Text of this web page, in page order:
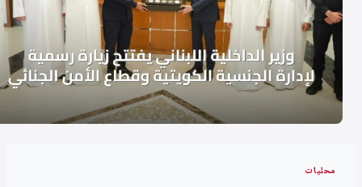
محليات